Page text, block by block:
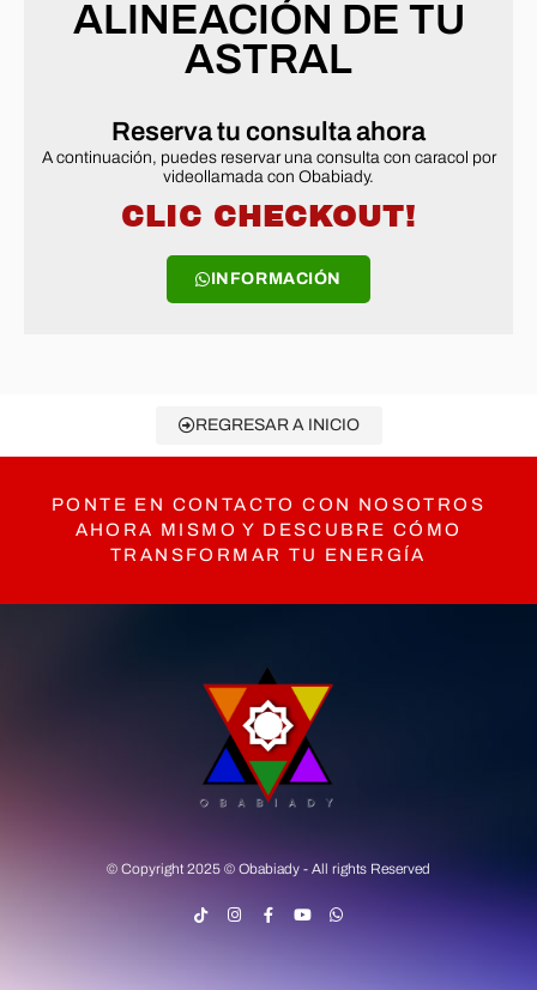
ALINEACIÓN DE TU
ASTRAL
Reserva tu consulta ahora
A continuación, puedes reservar una consulta con caracol por
videollamada con Obabiady.
CLIC CHECKOUT!
INFORMACIÓN
REGRESAR A INICIO
PONTE EN CONTACTO CON NOSOTROS
AHORA MISMO Y DESCUBRE CÓMO
TRANSFORMAR TU ENERGÍA
© Copyright 2025 © Obabiady - All rights Reserved